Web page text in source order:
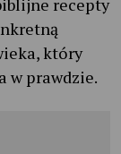
który
w prawdzie.